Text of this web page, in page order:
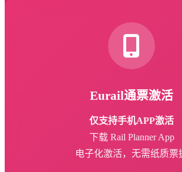
Eurail通票激活
仅支持手机APP激活
下载 Rail Planner App
电子化激活，无需纸质票